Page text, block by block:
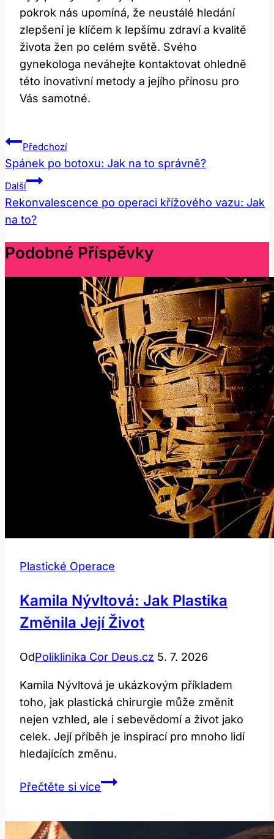
pokrok nás upomíná, že neustálé hledání
zlepšení je klíčem k lepšímu zdraví a kvalitě
života žen po celém světě. Svého
gynekologa neváhejte kontaktovat ohledně
této inovativní metody a jejího přínosu pro
Vás samotné.
Navigace
Pro
Příspěvek
Předchozí
Spánek po botoxu: Jak na to správně?
Další
Rekonvalescence po operaci křížového vazu: Jak
na to?
Podobné Příspěvky
Plastické Operace
Kamila Nývltová: Jak Plastika
Změnila Její Život
OdPoliklinika Cor Deus.cz 5. 7. 2026
Kamila Nývltová je ukázkovým příkladem
toho, jak plastická chirurgie může změnit
nejen vzhled, ale i sebevědomí a život jako
celek. Její příběh je inspirací pro mnoho lidí
hledajících změnu.
Přečtěte si víceKamila